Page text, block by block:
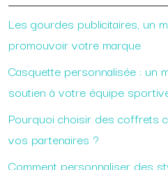
Les gourdes publicitaires, un
promouvoir votre marque
Casquette personnalisée : un
soutien à votre équipe
Pourquoi choisir des coffrets
vos partenaires ?
Comment personnaliser des